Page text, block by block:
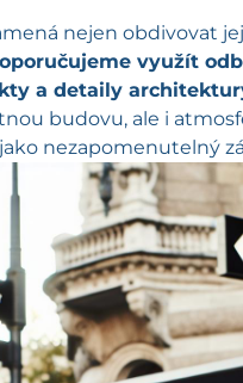
nejen obdivovat
využít
a detaily
budovu, ale i
nezapomenutelný